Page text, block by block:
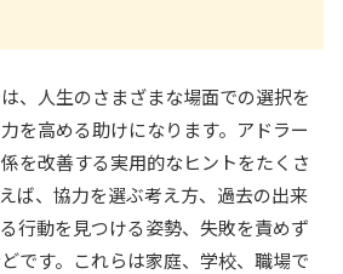
、人生のさまざまな場面での選択を
を高める助けになります。アドラー
を改善する実用的なヒントをたくさ
ば、協力を選ぶ考え方、過去の出来
行動を見つける姿勢、失敗を責めず
です。これらは家庭、学校、職場で